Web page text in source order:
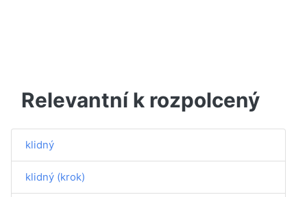
Relevantní k rozpolcený
klidný
klidný (krok)